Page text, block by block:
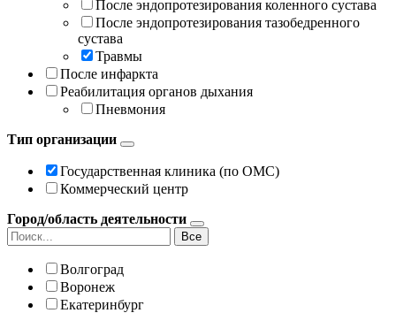
После эндопротезирования коленного сустава
После эндопротезирования тазобедренного
сустава
Травмы
После инфаркта
Реабилитация органов дыхания
Пневмония
Тип организации
Государственная клиника (по ОМС)
Коммерческий центр
Город/область деятельности
Все
Волгоград
Воронеж
Екатеринбург